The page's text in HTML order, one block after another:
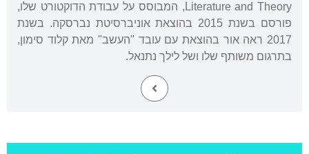
Literature and Theory, המבוסס על עבודת הדוקטורט שלו,
פורסם בשנת 2015 בהוצאת אוניברסיטת נברסקה. בשנת
2017 ראה אור בהוצאת עם עובד "העשב" מאת קלוד סימון,
בתרגום משותף שלו ושל לילך נתנאל.